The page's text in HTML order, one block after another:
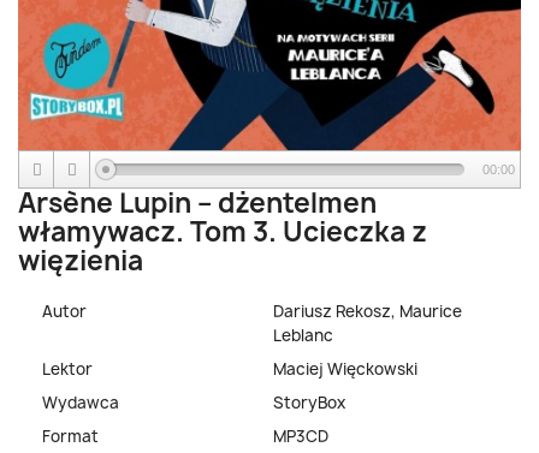
00:00
Arsène Lupin – dżentelmen
włamywacz. Tom 3. Ucieczka z
więzienia
Autor
Dariusz Rekosz, Maurice
Leblanc
Lektor
Maciej Więckowski
Wydawca
StoryBox
Format
MP3CD